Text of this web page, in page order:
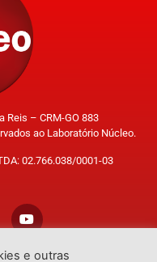
Reis – CRM-GO 883
ao Laboratório Núcleo.
02.766.038/0001-03
e outras